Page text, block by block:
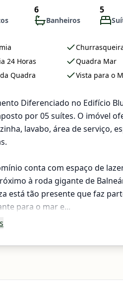
6
Banheiros
5
24 Horas
Quadra Mar
Quadra
Vista para o
Diferenciado no Edifício
por 05 suítes. O imóvel
lavabo, área de serviço,
conta com espaço de
à roda gigante de
está tão presente que faz
para o mar e...